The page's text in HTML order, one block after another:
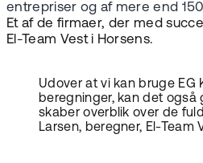
entrepriser og af mere end
Et af de firmaer, der med
El-Team Vest i Horsens.
Udover at vi kan bruge EG
beregninger, kan det også
skaber overblik over de
Larsen, beregner, El-Team